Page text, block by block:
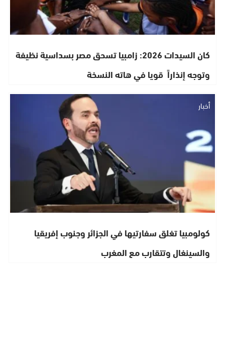
كان السيدات 2026: زامبيا تسحق مصر بسداسية نظيفة
وتوجه إنذاراً قويا في هاته النسخة
أخبار
كولومبيا تغلق سفارتيها في الجزائر وجنوب إفريقيا
والسينغال وتتقارب مع المغرب